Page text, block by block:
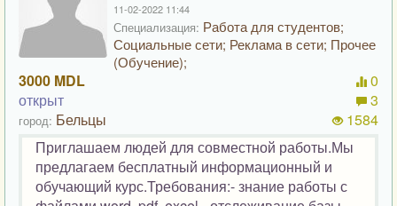
11-02-2022 11:44
Специализация: Работа для студентов;
Социальные сети; Реклама в сети; Прочее
(Обучение);
3000 MDL
открыт
город: Бельцы
0
3
1584
Приглашаем людей для совместной работы.Мы
предлагаем бесплатный информационный и
обучающий курс.Требования:- знание работы с